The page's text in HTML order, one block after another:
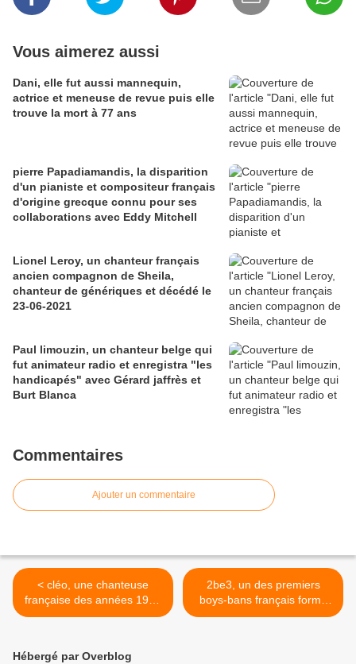
Vous aimerez aussi
Dani, elle fut aussi mannequin,
actrice et meneuse de revue puis elle
trouve la mort à 77 ans
pierre Papadiamandis, la disparition
d'un pianiste et compositeur français
d'origine grecque connu pour ses
collaborations avec Eddy Mitchell
Lionel Leroy, un chanteur français
ancien compagnon de Sheila,
chanteur de génériques et décédé le
23-06-2021
Paul limouzin, un chanteur belge qui
fut animateur radio et enregistra "les
handicapés" avec Gérard jaffrès et
Burt Blanca
Commentaires
Ajouter un commentaire
< cléo, une chanteuse
française des années 1960
en période duo et solo
2be3, un des premiers
boys-bans français formé
en 1996 et composé de 3
Hébergé par Overblog